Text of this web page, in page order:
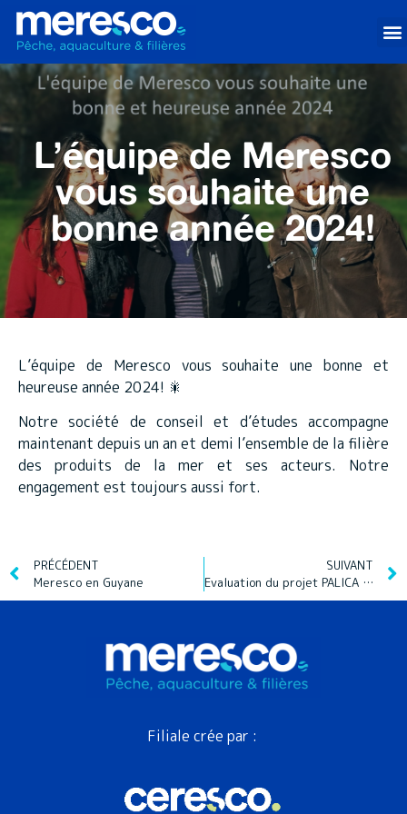
L’équipe de Meresco
vous souhaite une
bonne année 2024!
L’équipe de Meresco vous souhaite une bonne et
heureuse année 2024! 🎇
Notre société de conseil et d’études accompagne
maintenant depuis un an et demi l’ensemble de la filière
des produits de la mer et ses acteurs. Notre
engagement est toujours aussi fort.
PRÉCÉDENT
Meresco en Guyane
SUIVANT
Evaluation du projet PALICA 2 en Guyane
Filiale crée par :